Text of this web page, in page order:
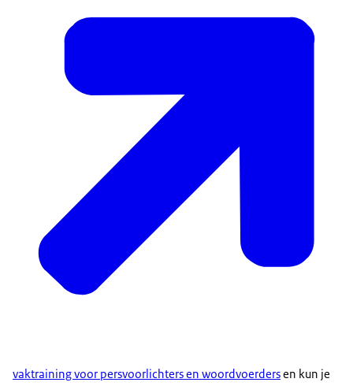
vaktraining voor persvoorlichters en woordvoerdersen kun je